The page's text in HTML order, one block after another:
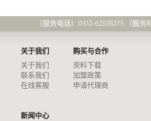
（服务电话）0512-62535275 （服
关于我们
关于我们
联系我们
在线客服
购买与合作
资料下载
加盟政策
申请代理商
新闻中心